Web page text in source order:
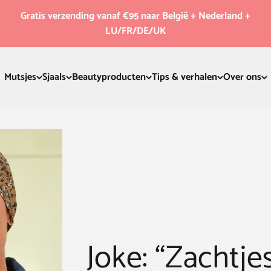
Gratis verzending vanaf €95 naar België + Nederland +
LU/FR/DE/UK
Mutsjes Sjaals Beautyproducten Tips & verhalen Over ons
Joke: